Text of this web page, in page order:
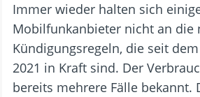
Immer wieder halten sich
Mobilfunkanbieter nicht an die
Kündigungsregeln, die seit
2021 in Kraft sind. Der
bereits mehrere Fälle bekannt.